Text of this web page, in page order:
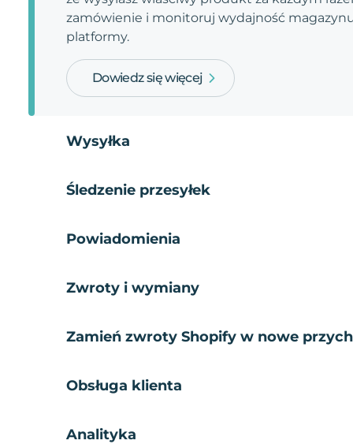
zamówienie i monitoruj wydajność
platformy.
Dowiedz się więcej
Wysyłka
Śledzenie przesyłek
Powiadomienia
Zwroty i wymiany
Zamień zwroty Shopify w nowe
Obsługa klienta
Analityka